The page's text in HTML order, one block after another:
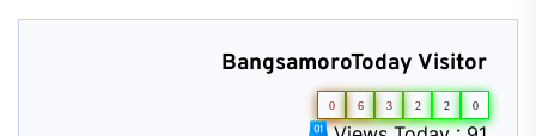
BangsamoroToday Visitor
0 6 3 2 2 0